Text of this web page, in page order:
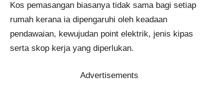
Kos pemasangan biasanya tidak sama bagi setiap
rumah kerana ia dipengaruhi oleh keadaan
pendawaian, kewujudan point elektrik, jenis kipas
serta skop kerja yang diperlukan.
Advertisements